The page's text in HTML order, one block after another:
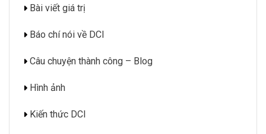
Bài viết giá trị
Báo chí nói về DCI
Câu chuyện thành công – Blog
Hình ảnh
Kiến thức DCI